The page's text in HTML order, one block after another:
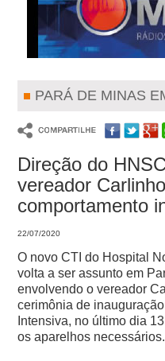
PARÁ DE MINAS
Direção do
vereador
comportamento
22/07/2020
O novo CTI do Hospital
volta a ser assunto em
envolvendo o vereador
cerimônia de
Intensiva, no último dia
os aparelhos necessários.